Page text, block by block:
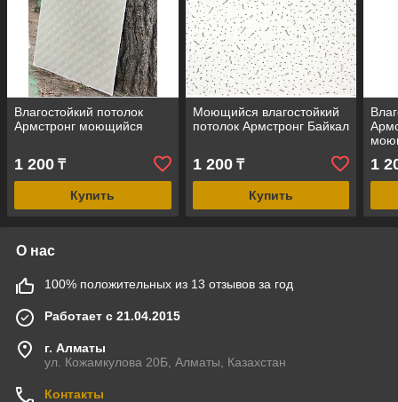
Влагостойкий потолок
Армстронг моющийся
1 200 ₸
Купить
Моющийся влагостойкий
потолок Армстронг Байкал
1 200₸
Купить
1
О нас
100% положительных из 13 отзывов за год
Работает с 21.04.2015
г. Алматы
ул. Кожамкулова 20Б, Алматы, Казахстан
Контакты